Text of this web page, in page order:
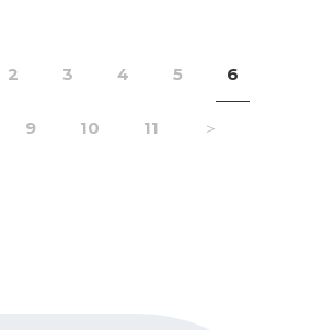
2 3 4 5 6
9 10 11 ＞